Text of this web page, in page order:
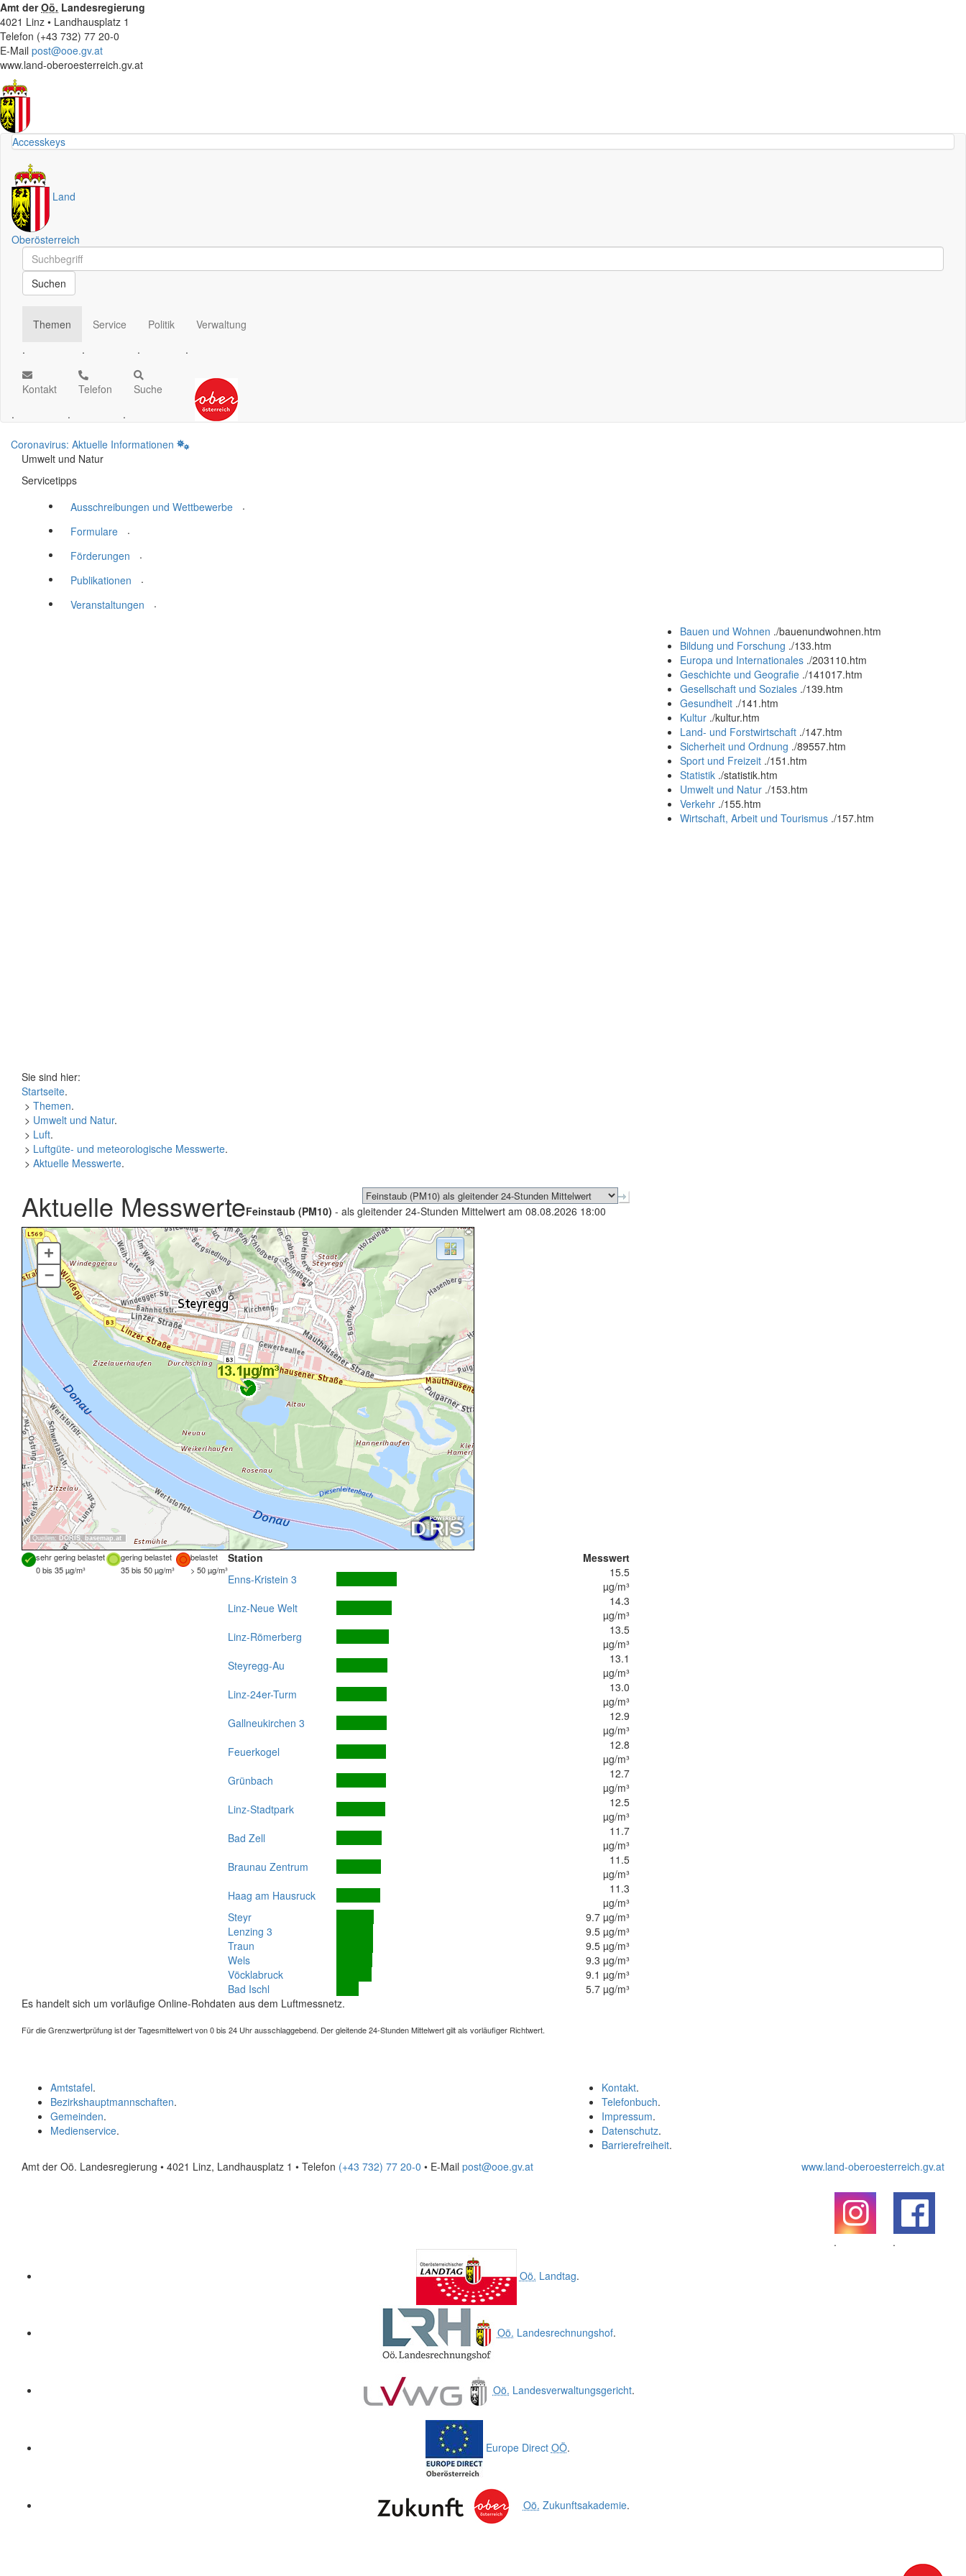
Amt derOö. Landesregierung
4021 Linz • Landhausplatz 1
Telefon (+43 732) 77 20-0
E-Mail post@ooe.gv.at
www.land-oberoesterreich.gv.at
Accesskeys
Land
Oberösterreich
Schnellsuche
Schnellsuche
Suchen
Themen
.
Service
.
Politik
.
Verwaltung
.
Kontakt
.
Telefon
.
Suche
.
Coronavirus: Aktuelle Informationen
Umwelt und Natur
Servicetipps
Ausschreibungen und Wettbewerbe
.
Formulare
.
Förderungen
.
Publikationen
.
Veranstaltungen
.
Bauen und Wohnen ./bauenundwohnen.htm
Bildung und Forschung ./133.htm
Europa und Internationales ./203110.htm
Geschichte und Geografie ./141017.htm
Gesellschaft und Soziales ./139.htm
Gesundheit ./141.htm
Kultur ./kultur.htm
Land- und Forstwirtschaft ./147.htm
Sicherheit und Ordnung ./89557.htm
Sport und Freizeit ./151.htm
Statistik ./statistik.htm
Umwelt und Natur ./153.htm
Verkehr ./155.htm
Wirtschaft, Arbeit und Tourismus ./157.htm
Sie sind hier:
Startseite.
> Themen.
> Umwelt und Natur.
> Luft.
> Luftgüte- und meteorologische Messwerte.
> Aktuelle Messwerte.
Aktuelle MesswerteFeinstaub (PM10) - als gleitender 24-Stunden Mittelwert am 08.08.2026 18:00
Quellen: DORIS, basemap.at
+
–
sehr gering belastet gering belastet
belastet
0 bis 35 µg/m³
35 bis 50 µg/m³ > 50 µg/m³
Station
Messwert
Enns-Kristein 3
15.5
µg/m³
Linz-Neue Welt
14.3
µg/m³
Linz-Römerberg
13.5
µg/m³
Steyregg-Au
13.1
µg/m³
Linz-24er-Turm
13.0
µg/m³
Gallneukirchen 3
12.9
µg/m³
Feuerkogel
12.8
µg/m³
Grünbach
12.7
µg/m³
Linz-Stadtpark
12.5
µg/m³
Bad Zell
11.7
µg/m³
Braunau Zentrum
11.5
µg/m³
Haag am Hausruck
11.3
µg/m³
Steyr
9.7 µg/m³
Lenzing 3
9.5 µg/m³
Traun
9.5 µg/m³
Wels
9.3 µg/m³
Vöcklabruck
9.1 µg/m³
Bad Ischl
5.7 µg/m³
Es handelt sich um vorläufige Online-Rohdaten aus dem Luftmessnetz.
Für die Grenzwertprüfung ist der Tagesmittelwert von 0 bis 24 Uhr ausschlaggebend. Der gleitende 24-Stunden Mittelwert gilt als vorläufiger Richtwert.
Kontakt.
Telefonbuch.
Impressum.
Datenschutz.
Barrierefreiheit.
Amtstafel.
Bezirkshauptmannschaften.
Gemeinden.
Medienservice.
Amt der Oö. Landesregierung • 4021 Linz, Landhausplatz 1 • Telefon (+43 732) 77 20-0 • E-Mail post@ooe.gv.at www.land-oberoesterreich.gv.at
.
.
Oö. Landtag.
Oö. Landesrechnungshof.
Oö. Landesverwaltungsgericht.
Europe Direct OÖ.
Oö. Zukunftsakademie.